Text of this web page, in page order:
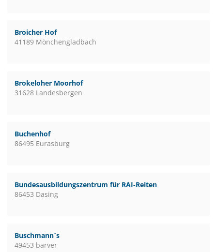
Broicher Hof
41189 Mönchengladbach
Brokeloher Moorhof
31628 Landesbergen
Buchenhof
86495 Eurasburg
Bundesausbildungszentrum für RAI-Reiten
86453 Dasing
Buschmann´s
49453 barver